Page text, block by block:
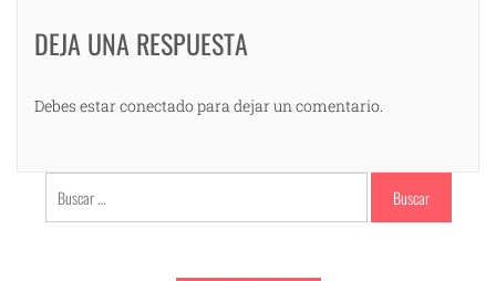
DEJA UNA RESPUESTA
Debes estar conectado para dejar un comentario.
Buscar: